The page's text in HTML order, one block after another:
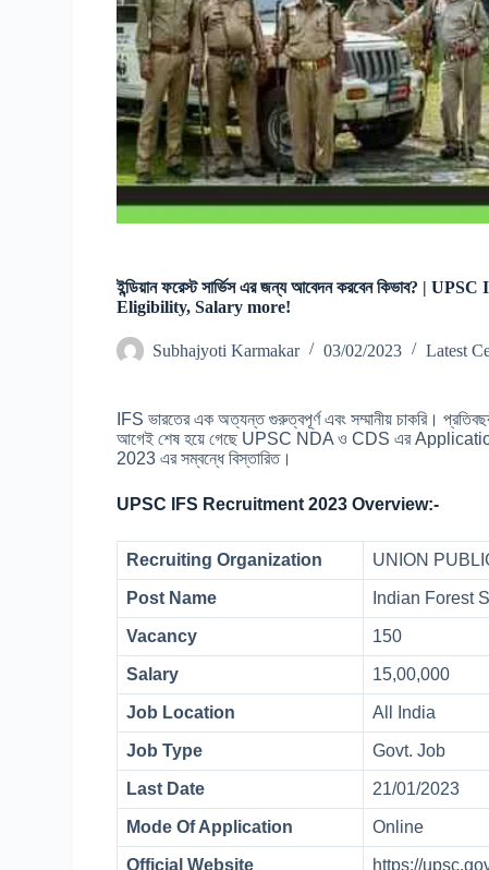
ইন্ডিয়ান ফরেস্ট সার্ভিস এর জন্য আবেদন করবেন কিভাব?
Eligibility, Salary more!
Subhajyoti Karmakar 03/02/2023 Latest
IFS ভারতের এক অত্যন্ত গুরুত্বপূর্ণ এবং সম্মানীয় চাকরি।
আগেই শেষ হয়ে গেছে UPSC NDA ও CDS এর
2023 এর সম্বন্ধে বিস্তারিত।
UPSC IFS Recruitment 2023 Overview:-
Recruiting Organization UNION
Post Name Indian Forest
Vacancy 150
Salary 15,00,000
Job Location All India
Job Type Govt. Job
Last Date 21/01/2023
Mode Of Application Online
Official Website https://